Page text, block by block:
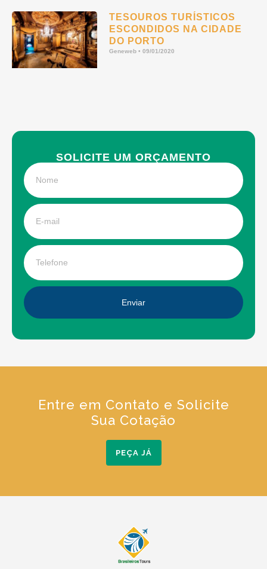
TESOUROS TURÍSTICOS
ESCONDIDOS NA CIDADE
DO PORTO
Geneweb 09/01/2020
SOLICITE UM ORÇAMENTO
Enviar
Entre em Contato e Solicite
Sua Cotação
PEÇA JÁ